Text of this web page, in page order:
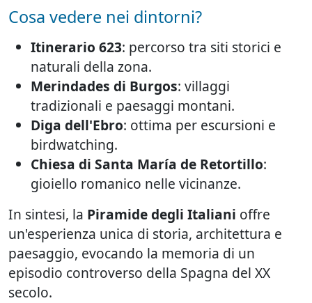
Cosa vedere nei dintorni?
Itinerario 623: percorso tra siti storici e
naturali della zona.
Merindades di Burgos: villaggi
tradizionali e paesaggi montani.
Diga dell'Ebro: ottima per escursioni e
birdwatching.
Chiesa di Santa María de Retortillo:
gioiello romanico nelle vicinanze.
In sintesi, la Piramide degli Italiani offre
un'esperienza unica di storia, architettura e
paesaggio, evocando la memoria di un
episodio controverso della Spagna del XX
secolo.